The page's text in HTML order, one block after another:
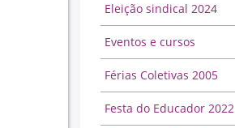
Eleição sindical 2024
Eventos e cursos
Férias Coletivas 2005
Festa do Educador 2022